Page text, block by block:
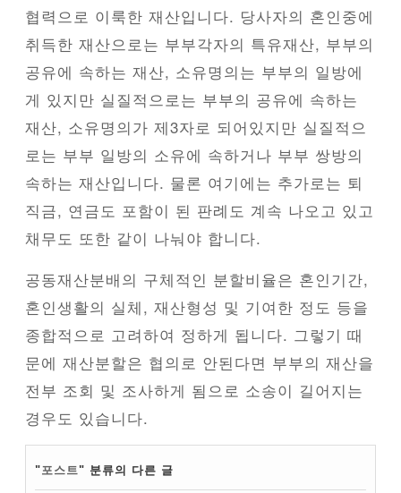
협력으로 이룩한 재산입니다. 당사자의 혼인중에
취득한 재산으로는 부부각자의 특유재산, 부부의
공유에 속하는 재산, 소유명의는 부부의 일방에
게 있지만 실질적으로는 부부의 공유에 속하는
재산, 소유명의가 제3자로 되어있지만 실질적으
로는 부부 일방의 소유에 속하거나 부부 쌍방의
속하는 재산입니다. 물론 여기에는 추가로는 퇴
직금, 연금도 포함이 된 판례도 계속 나오고 있고
채무도 또한 같이 나눠야 합니다.
공동재산분배의 구체적인 분할비율은 혼인기간,
혼인생활의 실체, 재산형성 및 기여한 정도 등을
종합적으로 고려하여 정하게 됩니다. 그렇기 때
문에 재산분할은 협의로 안된다면 부부의 재산을
전부 조회 및 조사하게 됨으로 소송이 길어지는
경우도 있습니다.
"포스트" 분류의 다른 글